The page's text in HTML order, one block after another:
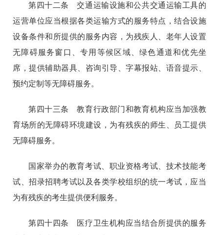
第四十二条 交通运输设施和公共交通运输工具的
运营单位应当根据各类运输方式的服务特点，结合设施
设备条件和所提供的服务内容，为残疾人、老年人设置
无障碍服务窗口、专用等候区域、绿色通道和优先坐
席，提供辅助器具、咨询引导、字幕报站、语音提示、
预约定制等无障碍服务。
第四十三条 教育行政部门和教育机构应当加强教
育场所的无障碍环境建设，为有残疾的师生、员工提供
无障碍服务。
国家举办的教育考试、职业资格考试、技术技能考
试、招录招聘考试以及各类学校组织的统一考试，应当
为有残疾的考生提供便利服务。
第四十四条 医疗卫生机构应当结合所提供的服务